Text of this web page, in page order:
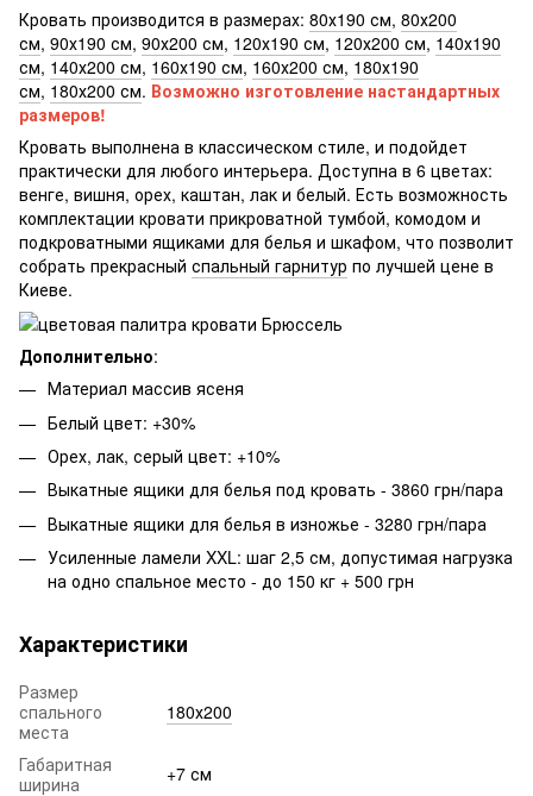
Кровать производится в размерах: 80х190 см, 80х200
см, 90х190 см, 90х200 см, 120х190 см, 120х200 см, 140х190
см, 140х200 см, 160х190 см, 160х200 см, 180х190
см, 180х200 см. Возможно изготовление настандартных
размеров!
Кровать выполнена в классическом стиле, и подойдет
практически для любого интерьера. Доступна в 6 цветах:
венге, вишня, орех, каштан, лак и белый. Есть возможность
комплектации кровати прикроватной тумбой, комодом и
подкроватными ящиками для белья и шкафом, что позволит
собрать прекрасный спальный гарнитур по лучшей цене в
Киеве.
Дополнительно:
Материал массив ясеня
Белый цвет: +30%
Орех, лак, серый цвет: +10%
Выкатные ящики для белья под кровать - 3860 грн/пара
Выкатные ящики для белья в изножье - 3280 грн/пара
Усиленные ламели XXL: шаг 2,5 см, допустимая нагрузка
на одно спальное место - до 150 кг + 500 грн
Характеристики
Размер
спального
места
180х200
Габаритная
ширина
+7 см